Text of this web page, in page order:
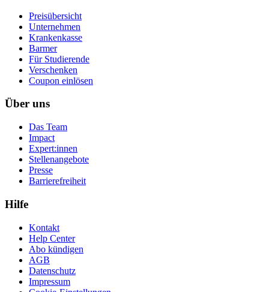
Preisübersicht
Unternehmen
Krankenkasse
Barmer
Für Studierende
Ver­schen­ken
Coupon einlösen
Über uns
Das Team
Impact
Expert:innen
Stellenangebote
Presse
Barrierefreiheit
Hilfe
Kontakt
Help Center
Abo kündigen
AGB
Datenschutz
Impressum